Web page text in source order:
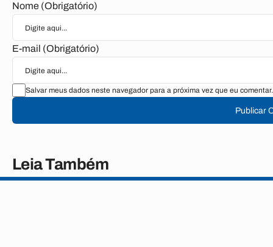
Nome (Obrigatório)
E-mail (Obrigatório)
Salvar meus dados neste navegador para a próxima vez que eu comentar.
Publicar
Leia Também